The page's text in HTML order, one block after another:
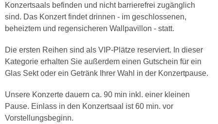
Konzertsaals befinden und nicht barrierefrei zugänglich
sind. Das Konzert findet drinnen - im geschlossenen,
beheiztem und regensicheren Wallpavillon - statt.
Die ersten Reihen sind als VIP-Plätze reserviert. In dieser
Kategorie erhalten Sie außerdem einen Gutschein für ein
Glas Sekt oder ein Getränk Ihrer Wahl in der Konzertpause.
Unsere Konzerte dauern ca. 90 min inkl. einer kleinen
Pause. Einlass in den Konzertsaal ist 60 min. vor
Vorstellungsbeginn.